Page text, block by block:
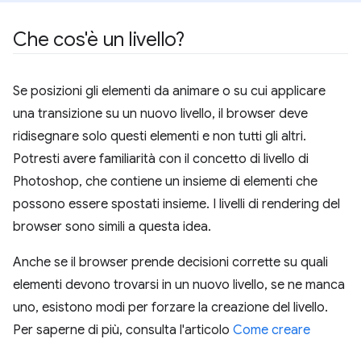
Che cos'è un livello?
Se posizioni gli elementi da animare o su cui applicare
una transizione su un nuovo livello, il browser deve
ridisegnare solo questi elementi e non tutti gli altri.
Potresti avere familiarità con il concetto di livello di
Photoshop, che contiene un insieme di elementi che
possono essere spostati insieme. I livelli di rendering del
browser sono simili a questa idea.
Anche se il browser prende decisioni corrette su quali
elementi devono trovarsi in un nuovo livello, se ne manca
uno, esistono modi per forzare la creazione del livello.
Per saperne di più, consulta l'articolo Come creare